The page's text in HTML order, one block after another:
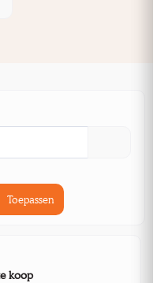
Toepassen
koop